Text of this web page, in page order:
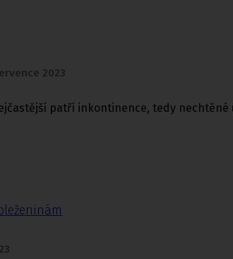
2023
patří inkontinence, tedy nechtěné